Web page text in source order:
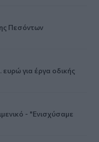
Πεσόντων
για έργα οδικής
- "Ενισχύσαμε